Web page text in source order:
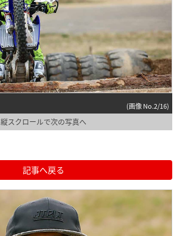
(画像 No.2/16)
縦スクロールで次の写真へ
記事へ戻る